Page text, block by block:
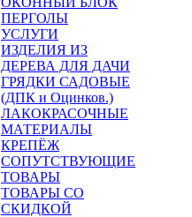
ПЕРГОЛЫ
УСЛУГИ
ИЗДЕЛИЯ ИЗ
ДЕРЕВА ДЛЯ ДАЧИ
ГРЯДКИ САДОВЫЕ
(ДПК и Оцинков.)
ЛАКОКРАСОЧНЫЕ
МАТЕРИАЛЫ
КРЕПЁЖ
СОПУТСТВУЮЩИЕ
ТОВАРЫ
ТОВАРЫ СО
СКИДКОЙ